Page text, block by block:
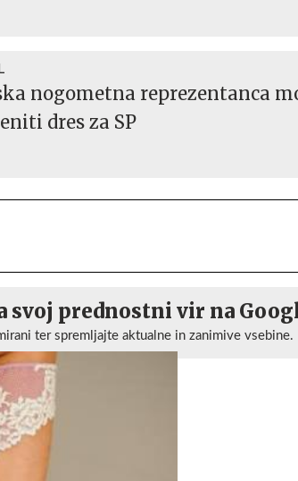
nogometna reprezentanca
dres za SP
svoj prednostni vir na
ter spremljajte aktualne in zanimive vsebine.